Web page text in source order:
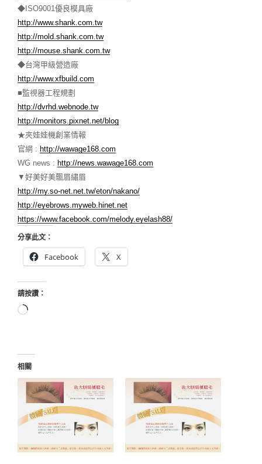
◆ISO9001優良模具廠
http://www.shank.com.tw
http://mold.shank.com.tw
http://mouse.shank.com.tw
◆台灣甲級營造廠
http://www.xfbuild.com
■監視器工程規劃
http://dvrhd.webnode.tw
http://monitors.pixnet.net/blog
★夾娃娃機創業情報
官網 : http://wawage168.com
WG news : http://news.wawage168.com
▼好美好美飄眉繡眉
http://my.so-net.net.tw/eton/nakano/
http://eyebrows.myweb.hinet.net
https://www.facebook.com/melody.eyelash88/
分享此文：
Facebook
X
請按讚：
正
入...
相關